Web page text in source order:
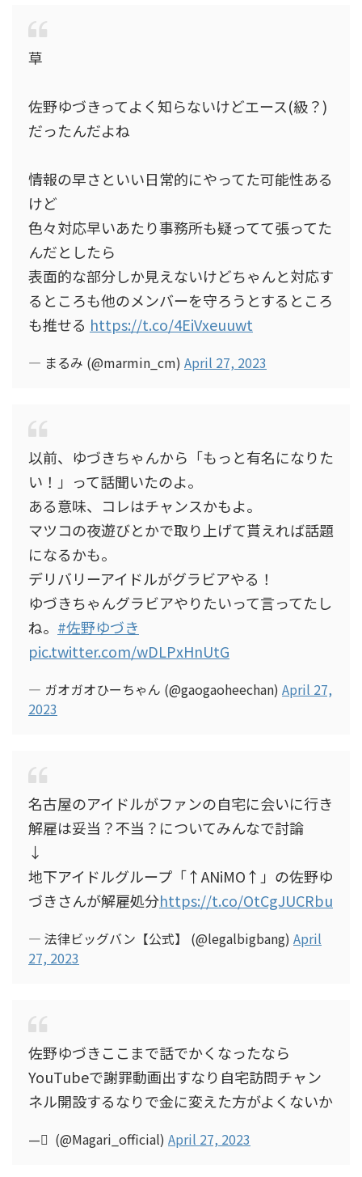
草
佐野ゆづきってよく知らないけどエース(級？)
だったんだよね
情報の早さといい日常的にやってた可能性ある
けど
色々対応早いあたり事務所も疑ってて張ってた
んだとしたら
表面的な部分しか見えないけどちゃんと対応す
るところも他のメンバーを守ろうとするところ
も推せる https://t.co/4EiVxeuuwt
— まるみ (@marmin_cm) April 27, 2023
以前、ゆづきちゃんから「もっと有名になりた
い！」って話聞いたのよ。
ある意味、コレはチャンスかもよ。
マツコの夜遊びとかで取り上げて貰えれば話題
になるかも。
デリバリーアイドルがグラビアやる！
ゆづきちゃんグラビアやりたいって言ってたし
ね。 #佐野ゆづき
pic.twitter.com/wDLPxHnUtG
— ガオガオひーちゃん (@gaogaoheechan) April 27,
2023
名古屋のアイドルがファンの自宅に会いに行き
解雇は妥当？不当？についてみんなで討論
↓
地下アイドルグループ「↑ANiMO↑」の佐野ゆ
づきさんが解雇処分https://t.co/OtCgJUCRbu
— 法律ビッグバン【公式】 (@legalbigbang) April
27, 2023
佐野ゆづきここまで話でかくなったなら
YouTubeで謝罪動画出すなり自宅訪問チャン
ネル開設するなりで金に変えた方がよくないか
— ْ (@Magari_official) April 27, 2023